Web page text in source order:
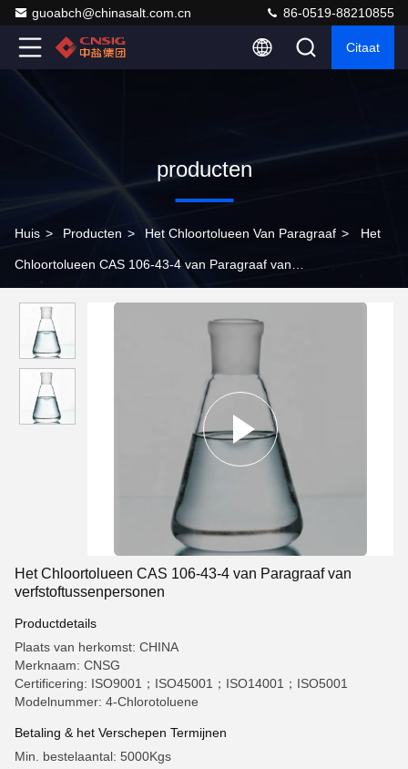
guoabch@chinasalt.com.cn 86-0519-88210855
Citaat
producten
Huis > Producten > Het Chloortolueen Van Paragraaf > Het
Chloortolueen CAS 106-43-4 van Paragraaf van
Het Chloortolueen CAS 106-43-4 van Paragraaf van
verfstoftussenpersonen
Productdetails
Plaats van herkomst: CHINA
Merknaam: CNSG
Certificering: ISO9001；ISO45001；ISO14001；ISO5001
Modelnummer: 4-Chlorotoluene
Betaling & het Verschepen Termijnen
Min. bestelaantal: 5000Kgs